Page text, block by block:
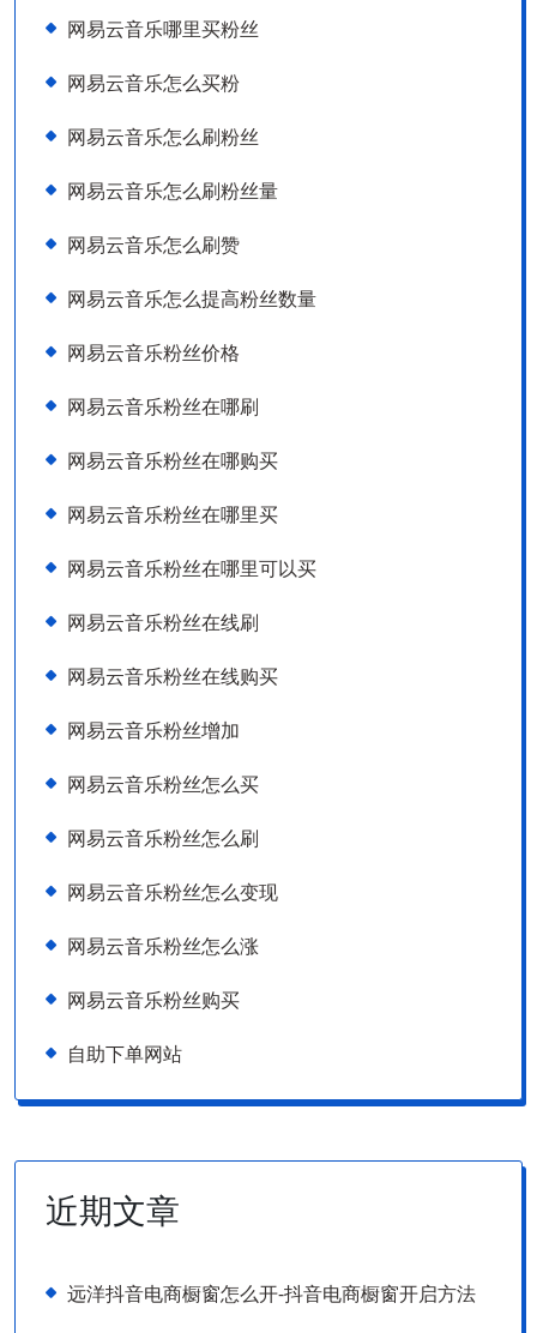
网易云音乐哪里买粉丝
网易云音乐怎么买粉
网易云音乐怎么刷粉丝
网易云音乐怎么刷粉丝量
网易云音乐怎么刷赞
网易云音乐怎么提高粉丝数量
网易云音乐粉丝价格
网易云音乐粉丝在哪刷
网易云音乐粉丝在哪购买
网易云音乐粉丝在哪里买
网易云音乐粉丝在哪里可以买
网易云音乐粉丝在线刷
网易云音乐粉丝在线购买
网易云音乐粉丝增加
网易云音乐粉丝怎么买
网易云音乐粉丝怎么刷
网易云音乐粉丝怎么变现
网易云音乐粉丝怎么涨
网易云音乐粉丝购买
自助下单网站
近期文章
远洋抖音电商橱窗怎么开-抖音电商橱窗开启方法